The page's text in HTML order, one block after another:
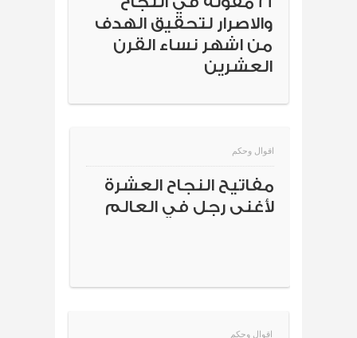
والاصرار لتحقيق الهدف
من اشهر نساء القرن
العشرين
اقوال وحكم
مفاتيح النجاح العشرة
لأغنى رجل في العالم
اقوال وحكم